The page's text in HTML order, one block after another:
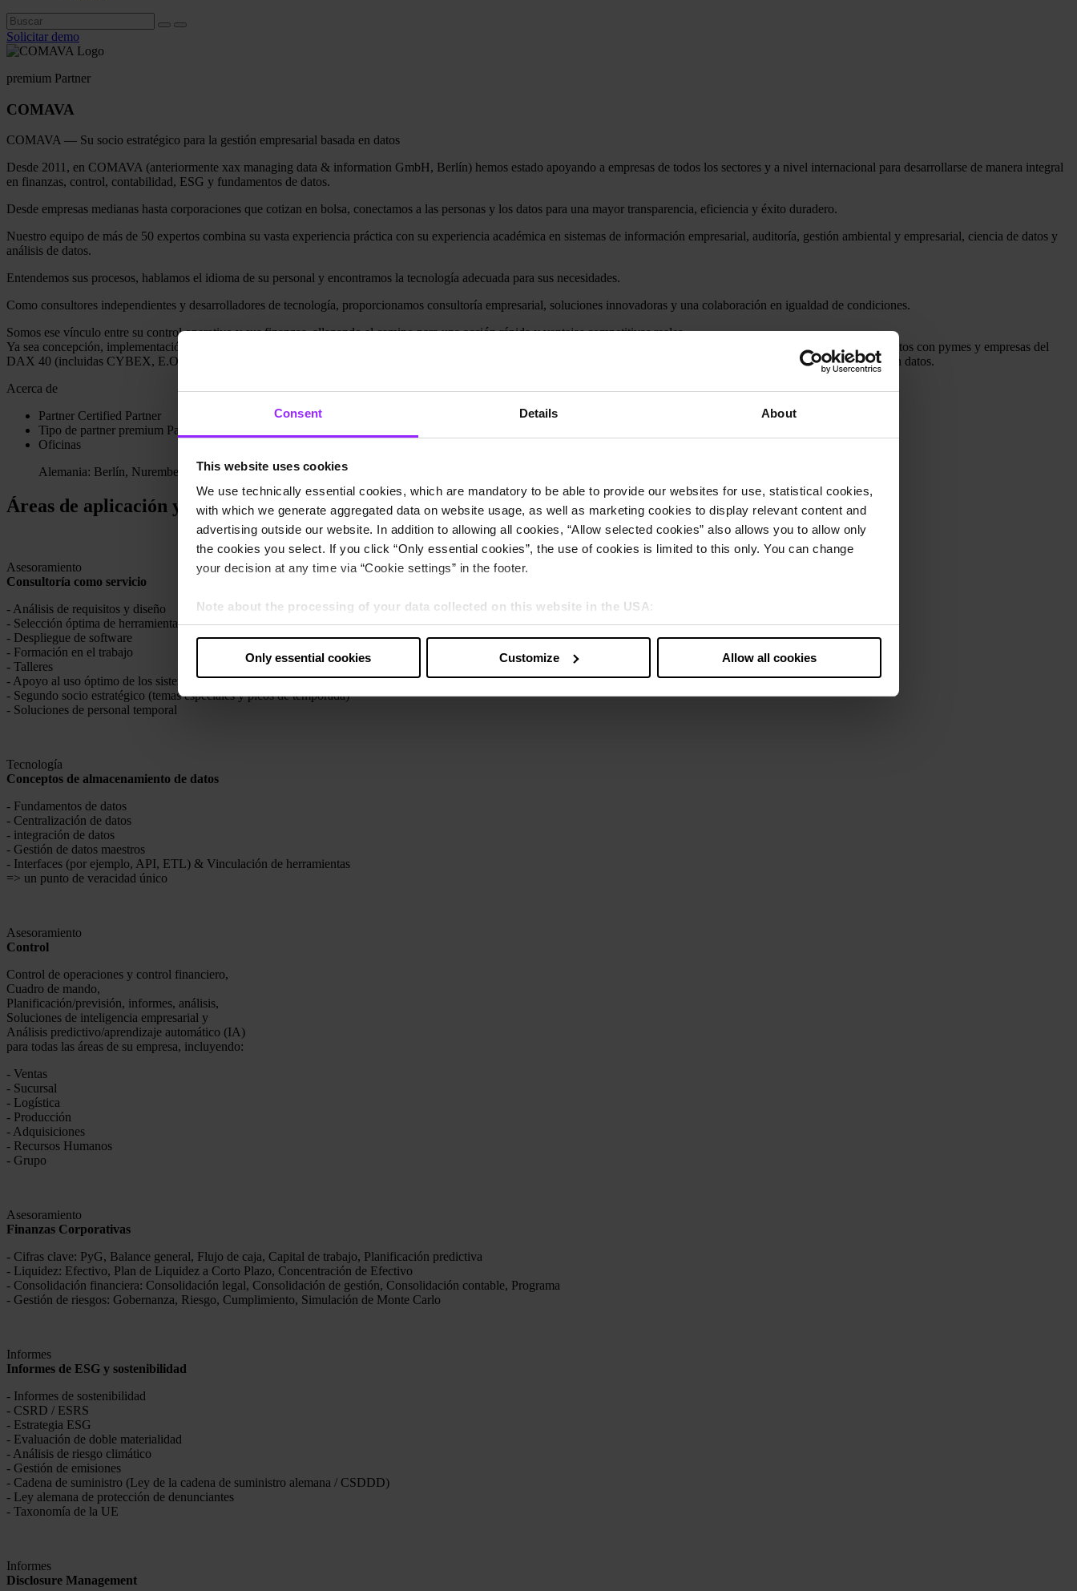
Consent Details About
This website uses cookies
We use technically essential cookies, which are mandatory to be able to provide our websites for use, statistical cookies,
with which we generate aggregated data on website usage, as well as marketing cookies to display relevant content and
advertising outside our website. In addition to allowing all cookies, “Allow selected cookies” also allows you to allow only
the cookies you select. If you click “Only essential cookies”, the use of cookies is limited to this only. You can change
your decision at any time via “Cookie settings” in the footer.
Note about the processing of your data collected on this website in the USA :
By clicking “Allow all cookies” you also agree that your data will be processed in the USA. The European Court of Justice
judges the USA to be a country with a level of data protection that is inadequate by EU standards. There is a particular risk
that your data may be processed by US authorities.
Only essential cookies Customize Allow all cookies
Solicitar demo
premium Partner
COMAVA
COMAVA — Su socio estratégico para la gestión empresarial basada en datos
Desde 2011, en COMAVA (anteriormente xax managing data & information GmbH, Berlín) hemos estado apoyando a empresas de todos los sectores y a nivel internacional para desarrollarse de manera integral
en finanzas, control, contabilidad, ESG y fundamentos de datos.
Desde empresas medianas hasta corporaciones que cotizan en bolsa, conectamos a las personas y los datos para una mayor transparencia, eficiencia y éxito duradero.
Nuestro equipo de más de 50 expertos combina su vasta experiencia práctica con su experiencia académica en sistemas de información empresarial, auditoría, gestión ambiental y empresarial, ciencia de datos y
análisis de datos.
Entendemos sus procesos, hablamos el idioma de su personal y encontramos la tecnología adecuada para sus necesidades.
Como consultores independientes y desarrolladores de tecnología, proporcionamos consultoría empresarial, soluciones innovadoras y una colaboración en igualdad de condiciones.
Somos ese vínculo entre su controloperativoy susfinanzas,allanando el caminoparauna acción rápidayventajas competitivas reales.
Ya sea concepción, implementación innumerables proyectos con pymes y empresas del
DAX 40 (incluidas CYBEX, E.ON corporativa basada en datos.
Acerca de
Partner Certified Partner
Tipo de partner premium Partner
Oficinas
Alemania: Berlín, Nuremberg, Ludwigsburg
Áreas de aplicación y temas de enfoque
Asesoramiento
Consultoría como servicio
- Análisis de requisitos y diseño
- Selección óptima de herramientaspara sus necesidades
- Despliegue de software
- Formación en el trabajo
- Talleres
- Apoyo al uso óptimo de los sistemasexistentes
- Segundo socio estratégico (temas especialesypicosdetemporada)
- Soluciones de personal temporal
Tecnología
Conceptos de almacenamiento de datos
- Fundamentos de datos
- Centralización de datos
- integración de datos
- Gestión de datos maestros
- Interfaces (por ejemplo, API, ETL) & Vinculación de herramientas
=> un punto de veracidad único
Asesoramiento
Control
Control de operaciones y control financiero,
Cuadro de mando,
Planificación/previsión, informes, análisis,
Soluciones de inteligencia empresarial y
Análisis predictivo/aprendizaje automático (IA)
para todas las áreas de su empresa, incluyendo:
- Ventas
- Sucursal
- Logística
- Producción
- Adquisiciones
- Recursos Humanos
- Grupo
Asesoramiento
Finanzas Corporativas
- Cifras clave: PyG, Balance general, Flujo de caja, Capital de trabajo, Planificación predictiva
- Liquidez: Efectivo, Plan de Liquidez a Corto Plazo, Concentración de Efectivo
- Consolidación financiera: Consolidación legal, Consolidación de gestión, Consolidación contable, Programa
- Gestión de riesgos: Gobernanza, Riesgo, Cumplimiento, Simulación de Monte Carlo
Informes
Informes de ESG y sostenibilidad
- Informes de sostenibilidad
- CSRD / ESRS
- Estrategia ESG
- Evaluación de doble materialidad
- Análisis de riesgo climático
- Gestión de emisiones
- Cadena de suministro (Ley de la cadena de suministro alemana / CSDDD)
- Ley alemana de protección de denunciantes
- Taxonomía de la UE
Informes
Disclosure Management